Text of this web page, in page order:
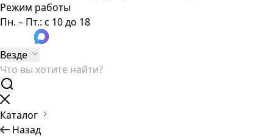
Режим работы
Пн. – Пт.: с 10 до 18
Везде
Каталог
Назад